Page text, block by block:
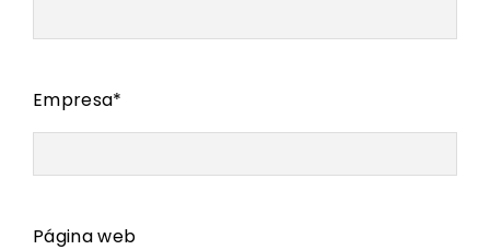
Empresa*
Página web